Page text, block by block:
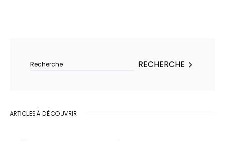
RECHERCHE
ARTICLES À DÉCOUVRIR